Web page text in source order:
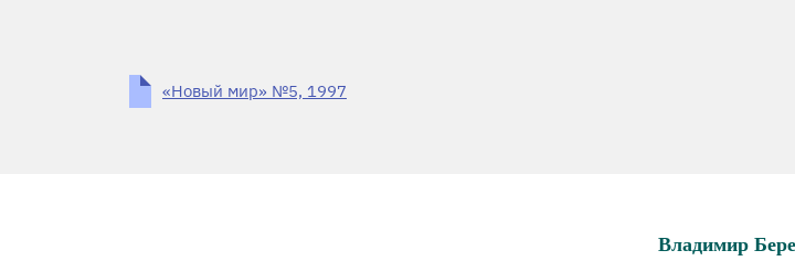
«Новый мир» №5, 1997
Владимир